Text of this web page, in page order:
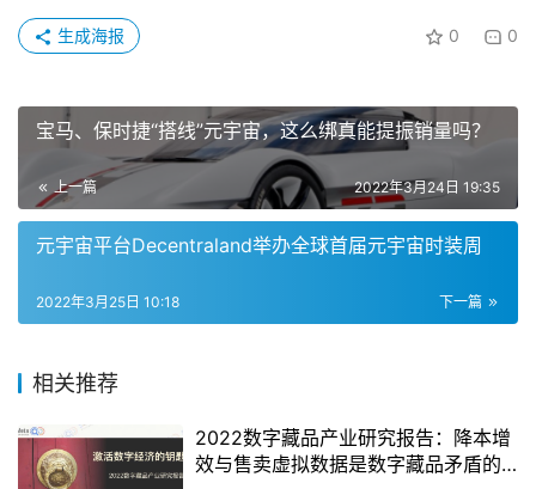
0 0
生成海报
宝马、保时捷“搭线”元宇宙，这么绑真能提振销量吗？
上一篇 2022年3月24日 19:35
元宇宙平台Decentraland举办全球首届元宇宙时装周
下一篇
2022年3月25日 10:18
相关推荐
2022数字藏品产业研究报告：降本增
效与售卖虚拟数据是数字藏品矛盾的